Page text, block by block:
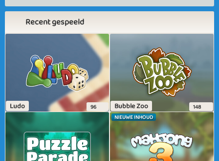
Recent gespeeld
Ludo 96 Bubble Zoo 148
NIEUWE INHOUD